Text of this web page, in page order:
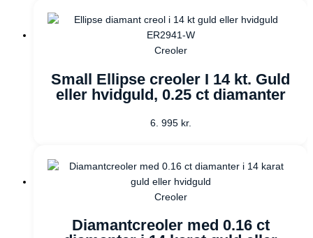
Creoler
Small Ellipse creoler I 14 kt. Guld
eller hvidguld, 0.25 ct diamanter
6. 995 kr.
Creoler
Diamantcreoler med 0.16 ct